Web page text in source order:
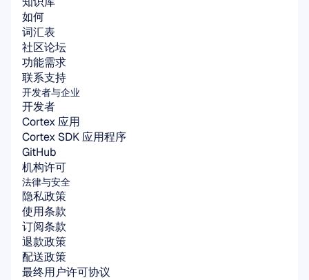
如何
词汇表
社区论坛
功能需求
联系支持
开发者与企业
开发者
Cortex 应用
Cortex SDK 应用程序
GitHub
机构许可
法律与安全
隐私政策
使用条款
订阅条款
退款政策
配送政策
最终用户许可协议